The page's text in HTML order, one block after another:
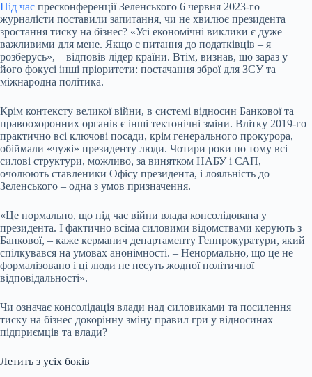
Під час пресконференції Зеленського 6 червня 2023-го
журналісти поставили запитання, чи не хвилює президента
зростання тиску на бізнес? «Усі економічні виклики є дуже
важливими для мене. Якщо є питання до податківців – я
розберусь», – відповів лідер країни. Втім, визнав, що зараз у
його фокусі інші пріоритети: постачання зброї для ЗСУ та
міжнародна політика.
Крім контексту великої війни, в системі відносин Банкової та
правоохоронних органів є інші тектонічні зміни. Влітку 2019-го
практично всі ключові посади, крім генерального прокурора,
обіймали «чужі» президенту люди. Чотири роки по тому всі
силові структури, можливо, за винятком НАБУ і САП,
очолюють ставленики Офісу президента, і лояльність до
Зеленського – одна з умов призначення.
«Це нормально, що під час війни влада консолідована у
президента. І фактично всіма силовими відомствами керують з
Банкової, – каже керманич департаменту Генпрокуратури, який
спілкувався на умовах анонімності. – Ненормально, що це не
формалізовано і ці люди не несуть жодної політичної
відповідальності».
Чи означає консолідація влади над силовиками та посилення
тиску на бізнес докорінну зміну правил гри у відносинах
підприємців та влади?
Летить з усіх боків